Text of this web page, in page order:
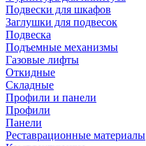
Подвески для шкафов
Заглушки для подвесок
Подвеска
Подъемные механизмы
Газовые лифты
Откидные
Складные
Профили и панели
Профили
Панели
Реставрационные материалы